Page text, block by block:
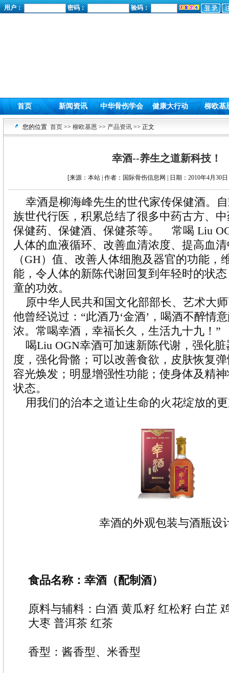
用户： 密码： 验码：
首页 新闻资讯 中华骨伤学会 健康大行动 柳欧基
您的位置 首页 >> 柳欧基恩 >> 产品资讯 >> 正文
幸酒--养生之道新科技！
[来源：本站 | 作者：国际骨伤信息网 | 日期：2010年4月30日
幸酒是柳海峰先生的世代家传保健酒。
族世代行医，积累总结了很多中药古方、
保健药、保健酒、保健茶等。 常喝 Liu
人体的血液循环、改善血清浓度、提高血
（GH）值、改善人体细胞及器官的功能，
能，令人体的新陈代谢回复到年轻时的状
童的功效。
原中华人民共和国文化部部长、艺术大
他曾经说过：“此酒乃‘金酒’，喝酒不醉情
浓。常喝幸酒，幸福长久，生活九十九！”
喝Liu OGN幸酒可加速新陈代谢，强化脏
度，强化骨骼；可以改善食欲，皮肤恢复
容光焕发；明显增强性功能；使身体及精
状态。
用我们的治本之道让生命的火花绽放的
幸酒的外观包装与酒瓶设
食品名称：幸酒（配制酒）
原料与辅料：白酒 黄瓜籽 红松籽 白芷
大枣 普洱茶 红茶
香型：酱香型、米香型